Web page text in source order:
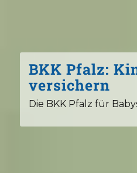
BKK Pfalz:
versichern
Die BKK Pfalz für